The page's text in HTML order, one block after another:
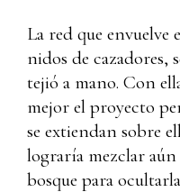
La red que
nidos de cazadores,
tejió a mano. Con
mejor el proyecto
se extiendan sobre
lograría mezclar
bosque para